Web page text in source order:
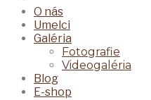
O nás
Umelci
Galéria
Fotografie
Videogaléria
Blog
E-shop